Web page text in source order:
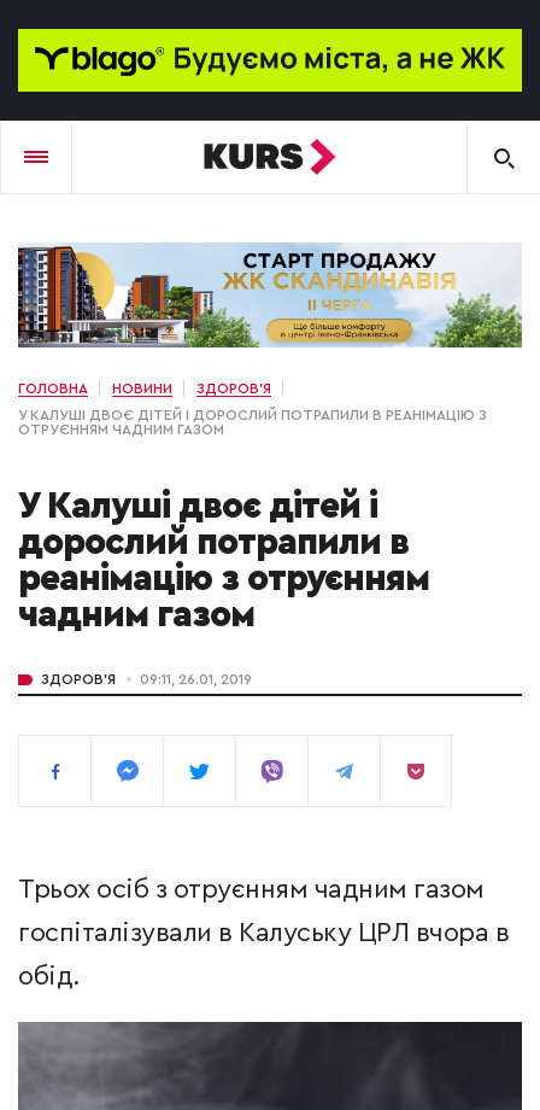
ГОЛОВНА НОВИНИ
ЗДОРОВ'Я
У КАЛУШІ ДВОЄ ДІТЕЙ І ДОРОСЛИЙ ПОТРАПИЛИ В РЕАНІМАЦІЮ З
ОТРУЄННЯМ ЧАДНИМ ГАЗОМ
У Калуші двоє дітей і
дорослий потрапили в
реанімацію з отруєнням
чадним газом
ЗДОРОВ'Я 09:11, 26.01, 2019
Трьох осіб з отруєнням чадним газом
госпіталізували в Калуську ЦРЛ вчора в
обід.